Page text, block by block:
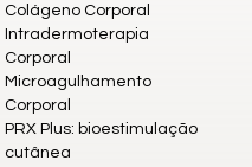
Colágeno Corporal
Intradermoterapia
Corporal
Microagulhamento
Corporal
PRX Plus: bioestimulação
cutânea